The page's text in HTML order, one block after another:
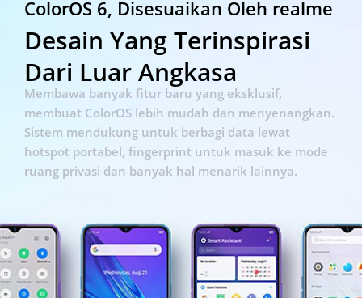
ColorOS 6, Disesuaikan Oleh realme
Desain Yang Terinspirasi
Dari Luar Angkasa
Membawa banyak fitur baru yang eksklusif,
membuat ColorOS lebih mudah dan menyenangkan.
Sistem mendukung untuk berbagi data lewat
hotspot portabel, fingerprint untuk masuk ke mode
ruang privasi dan banyak hal menarik lainnya.